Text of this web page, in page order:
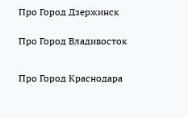
Про Город Дзержинск
Про Город Владивосток
Про Город Краснодара